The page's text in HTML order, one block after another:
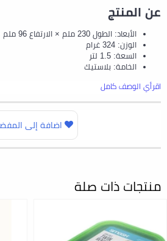
عن المنتج
الأبعاد: الطول 230 ملم × الارتفاع 96 ملم × العرض 162 ملم
الوزن: 324 غرام
السعة: 1.5 لتر
الخامة: بلاستيك
اقرأي الوصف كامل
اضافة إلى
منتجات ذات صلة